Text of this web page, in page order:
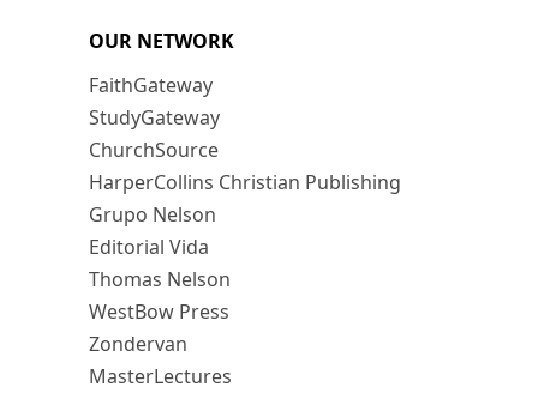
OUR NETWORK
FaithGateway
StudyGateway
ChurchSource
HarperCollins Christian Publishing
Grupo Nelson
Editorial Vida
Thomas Nelson
WestBow Press
Zondervan
MasterLectures